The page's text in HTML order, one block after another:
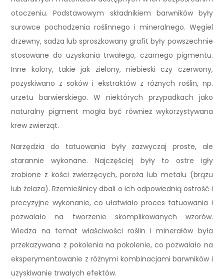
otoczeniu. Podstawowym składnikiem barwników były
surowce pochodzenia roślinnego i mineralnego. Węgiel
drzewny, sadza lub sproszkowany grafit były powszechnie
stosowane do uzyskania trwałego, czarnego pigmentu.
Inne kolory, takie jak zielony, niebieski czy czerwony,
pozyskiwano z soków i ekstraktów z różnych roślin, np.
urzetu barwierskiego. W niektórych przypadkach jako
naturalny pigment mogła być również wykorzystywana
krew zwierząt.
Narzędzia do tatuowania były zazwyczaj proste, ale
starannie wykonane. Najczęściej były to ostre igły
zrobione z kości zwierzęcych, poroża lub metalu (brązu
lub żelaza). Rzemieślnicy dbali o ich odpowiednią ostrość i
precyzyjne wykonanie, co ułatwiało proces tatuowania i
pozwalało na tworzenie skomplikowanych wzorów.
Wiedza na temat właściwości roślin i minerałów była
przekazywana z pokolenia na pokolenie, co pozwalało na
eksperymentowanie z różnymi kombinacjami barwników i
uzyskiwanie trwałych efektów.